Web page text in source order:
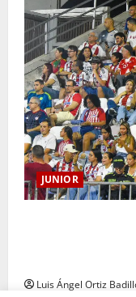
JUNIOR
Luis Ángel Ortiz